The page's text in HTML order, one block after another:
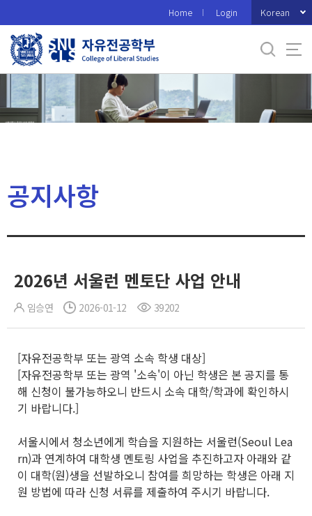
로
메
Home Login Korean
공지사항
2026년 서울런 멘토단 사업 안내
임승연 2026-01-12 39202
[자유전공학부 또는 광역 소속 학생 대상]
[자유전공학부 또는 광역 '소속'이 아닌 학생은 본 공지를 통
해 신청이 불가능하오니 반드시 소속 대학/학과에 확인하시
기 바랍니다.]
서울시에서 청소년에게 학습을 지원하는 서울런(Seoul Lea
rn)과 연계하여 대학생 멘토링 사업을 추진하고자 아래와 같
이 대학(원)생을 선발하오니 참여를 희망하는 학생은 아래 지
원 방법에 따라 신청 서류를 제출하여 주시기 바랍니다.